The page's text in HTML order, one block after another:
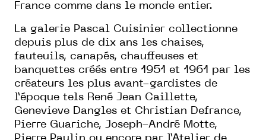
France comme dans le monde entier.
La galerie Pascal Cuisinier collectionne
depuis plus de dix ans les chaises,
fauteuils, canapés, chauffeuses et
banquettes créés entre 1951 et 1961 par les
créateurs les plus avant-gardistes de
l’époque tels René Jean Caillette,
Genevieve Dangles et Christian Defrance,
Pierre Guariche, Joseph-André Motte,